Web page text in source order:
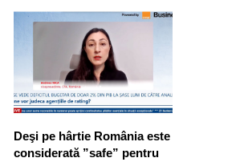
Deşi pe hârtie România este
considerată ”safe” pentru